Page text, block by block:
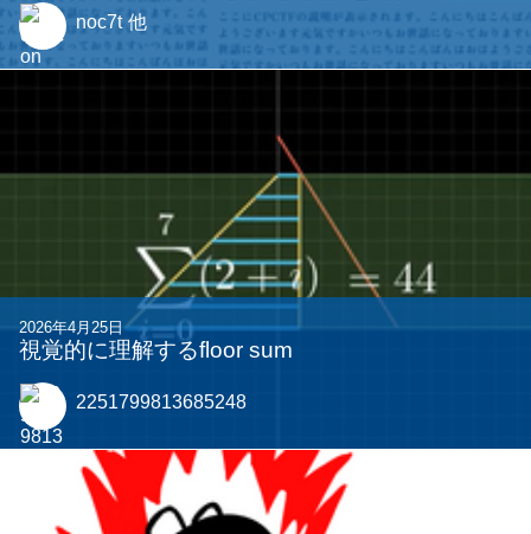
noc7t 他
2026年4月25日
視覚的に理解するfloor sum
2251799813685248